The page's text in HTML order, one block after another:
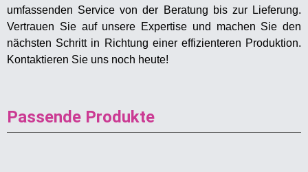
umfassenden Service von der Beratung bis zur Lieferung.
Vertrauen Sie auf unsere Expertise und machen Sie den
nächsten Schritt in Richtung einer effizienteren Produktion.
Kontaktieren Sie uns noch heute!
Passende Produkte